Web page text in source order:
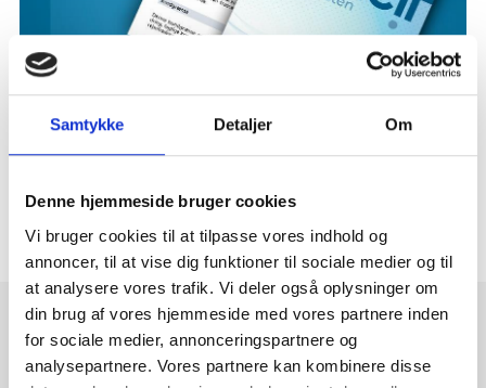
Samtykke Detaljer Om
Denne hjemmeside bruger cookies
Vi bruger cookies til at tilpasse vores indhold og
annoncer, til at vise dig funktioner til sociale medier og til
at analysere vores trafik. Vi deler også oplysninger om
din brug af vores hjemmeside med vores partnere inden
for sociale medier, annonceringspartnere og
analysepartnere. Vores partnere kan kombinere disse
Tilmeld dig vores nyhedsbrev